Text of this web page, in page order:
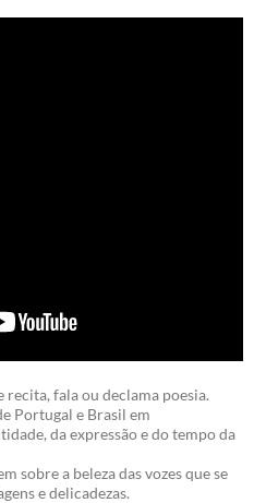
recita, fala ou declama poesia.
Portugal e Brasil em
da expressão e do tempo da
sobre a beleza das vozes que se
e delicadezas.